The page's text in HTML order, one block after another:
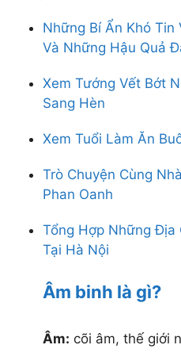
mỹ phẩm ohui
ohui xanh
ohui hồng
son ohui
phấn ohui
sữa rửa mặt ohui
mỹ phẩm whoo
son whoo
hải sản tươi sống
mỹ phẩm ohui
Những Bí Ẩn Khó Tin
Và Những Hậu Quả
Xem Tướng Vết Bớt
Sang Hèn
Xem Tuổi Làm Ăn
Trò Chuyện Cùng
Phan Oanh
Tổng Hợp Những Địa
Tại Hà Nội
Âm binh là gì?
Âm: cõi âm, thế giới